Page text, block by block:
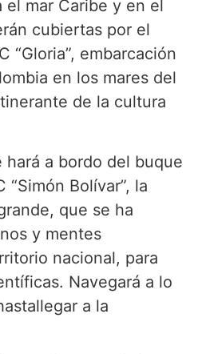
el mar Caribe y en el
cubiertas por el
“Gloria”, embarcación
en los mares del
de la cultura
hará a bordo del buque
“Simón Bolívar”, la
que se ha
y mentes
nacional, para
Navegará a lo
a la